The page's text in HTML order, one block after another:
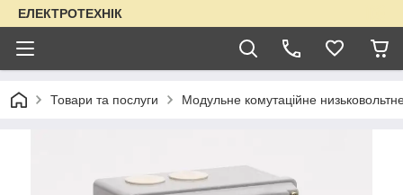
ЕЛЕКТРОТЕХНІК
Товари та послуги Модульне комутаційне